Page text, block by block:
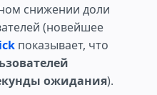
снижении доли
(новейшее
показывает, что
ожидания).